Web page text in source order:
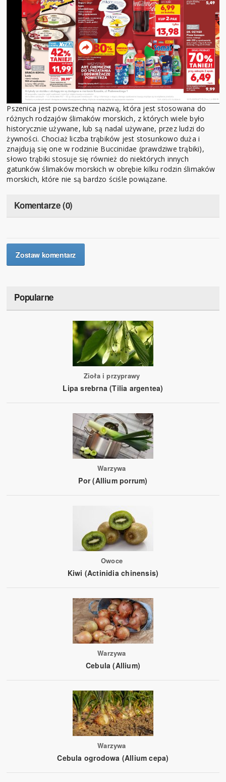
Pszenica jest powszechną nazwą, która jest stosowana do
różnych rodzajów ślimaków morskich, z których wiele było
historycznie używane, lub są nadal używane, przez ludzi do
żywności. Chociaż liczba trąbików jest stosunkowo duża i
znajdują się one w rodzinie Buccinidae (prawdziwe trąbiki),
słowo trąbiki stosuje się również do niektórych innych
gatunków ślimaków morskich w obrębie kilku rodzin ślimaków
morskich, które nie są bardzo ściśle powiązane.
Komentarze (0)
Zostaw komentarz
Popularne
Zioła i przyprawy
Lipa srebrna (Tilia argentea)
Warzywa
Por (Allium porrum)
Owoce
Kiwi (Actinidia chinensis)
Warzywa
Cebula (Allium)
Warzywa
Cebula ogrodowa (Allium cepa)